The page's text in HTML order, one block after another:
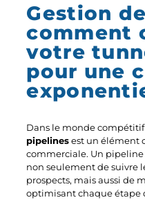
Gestion
comment
votre
pour une
Dans le monde compétitif
pipelines est un élément
commerciale. Un
non seulement de suivre
prospects, mais aussi de
optimisant chaque étape